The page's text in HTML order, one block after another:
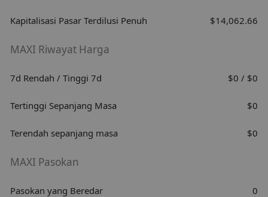
Kapitalisasi Pasar Terdilusi Penuh $14,062.66
MAXI Riwayat Harga
7d Rendah / Tinggi 7d $0 / $0
Tertinggi Sepanjang Masa $0
Terendah sepanjang masa $0
MAXI Pasokan
Pasokan yang Beredar 0